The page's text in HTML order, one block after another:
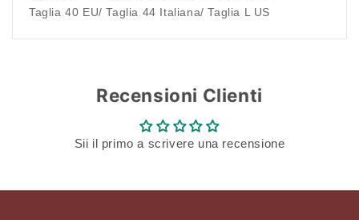
Taglia 40 EU/ Taglia 44 Italiana/ Taglia L US
Recensioni Clienti
Sii il primo a scrivere una recensione